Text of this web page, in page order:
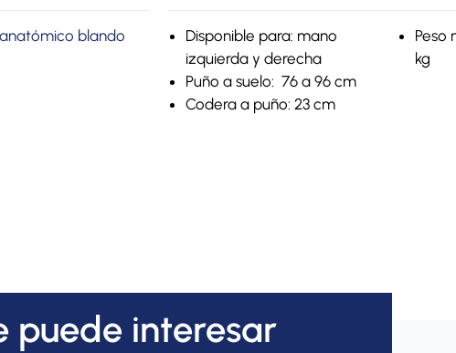
blando
Disponible para: mano
izquierda y derecha
Puño a suelo: 76 a 96 cm
Codera a puño: 23 cm
Peso
kg
puede interesar